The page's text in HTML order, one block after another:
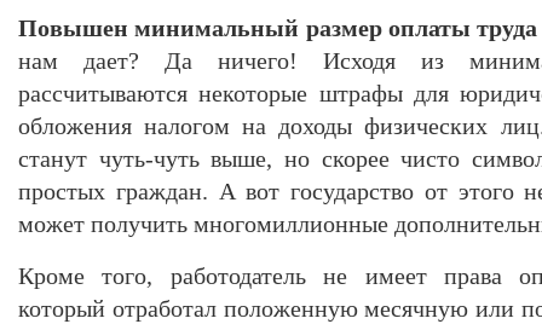
Повышен минимальный размер оплаты труда
нам дает? Да ничего! Исходя из
рассчитываются некоторые штрафы для
обложения налогом на доходы физических
станут чуть-чуть выше, но скорее чисто
простых граждан. А вот государство от этого
может получить многомиллионные
Кроме того, работодатель не имеет права
который отработал положенную месячную или